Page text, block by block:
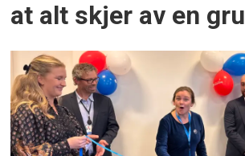
at alt skjer av en